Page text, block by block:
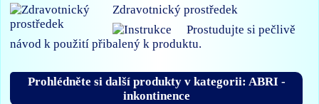
Zdravotnický prostředek
Prostudujte si pečlivě
návod k použití přibalený k produktu.
Prohlédněte si další produkty v kategorii: ABRI -
inkontinence